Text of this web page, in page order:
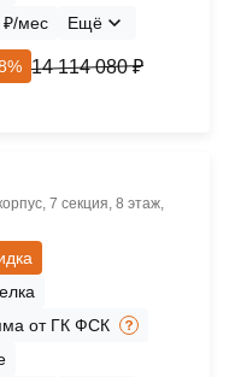
₽/мес
Ещё
14 114 080 ₽
7 секция, 8 этаж,
от ГК ФСК